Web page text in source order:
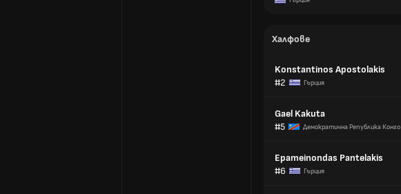
Халфове
Konstantinos Apostolakis
#2
Гърция
Gael Kakuta
#5
Демократична Република Конго
Epameinondas Pantelakis
#6
Гърция